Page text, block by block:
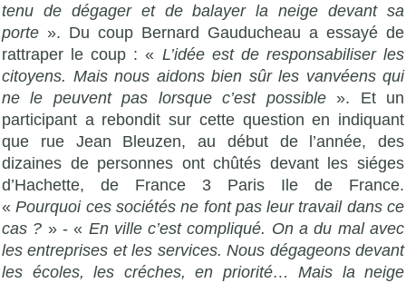
tenu de dégager et de balayer la neige devant sa
porte ». Du coup Bernard Gauducheau a essayé de
rattraper le coup : « L’idée est de responsabiliser les
citoyens. Mais nous aidons bien sûr les vanvéens qui
ne le peuvent pas lorsque c’est possible». Et un
participant a rebondit sur cette question en indiquant
que rue Jean Bleuzen, au début de l’année, des
dizaines de personnes ont chûtés devant les siéges
d’Hachette, de France 3 Paris Ile de France.
«Pourquoi ces sociétés ne font pas leur travail dans ce
cas ? » - « En ville c’est compliqué. On a du mal avec
les entreprises et les services. Nous dégageons devant
les écoles, les créches, en priorité… Mais la neige